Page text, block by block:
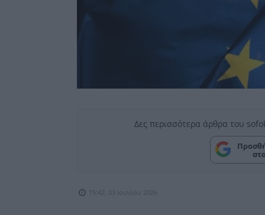
Δες περισσότερα άρθρα του
15:42, 03 Ιουνίου 2026